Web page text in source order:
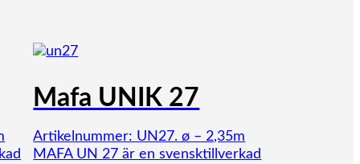
Mafa UNIK 27
Artikelnummer: UN27. ø – 2,35m
MAFA UN 27 är en svensktillverkad